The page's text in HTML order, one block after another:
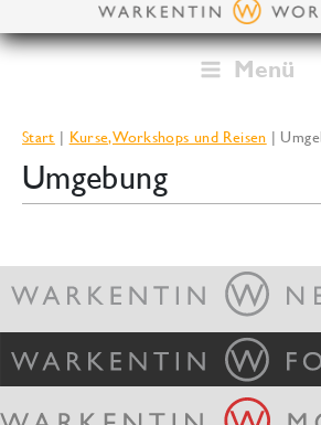
Inhalt
Menü
Start Kurse, Workshops und Reisen
Umgebung